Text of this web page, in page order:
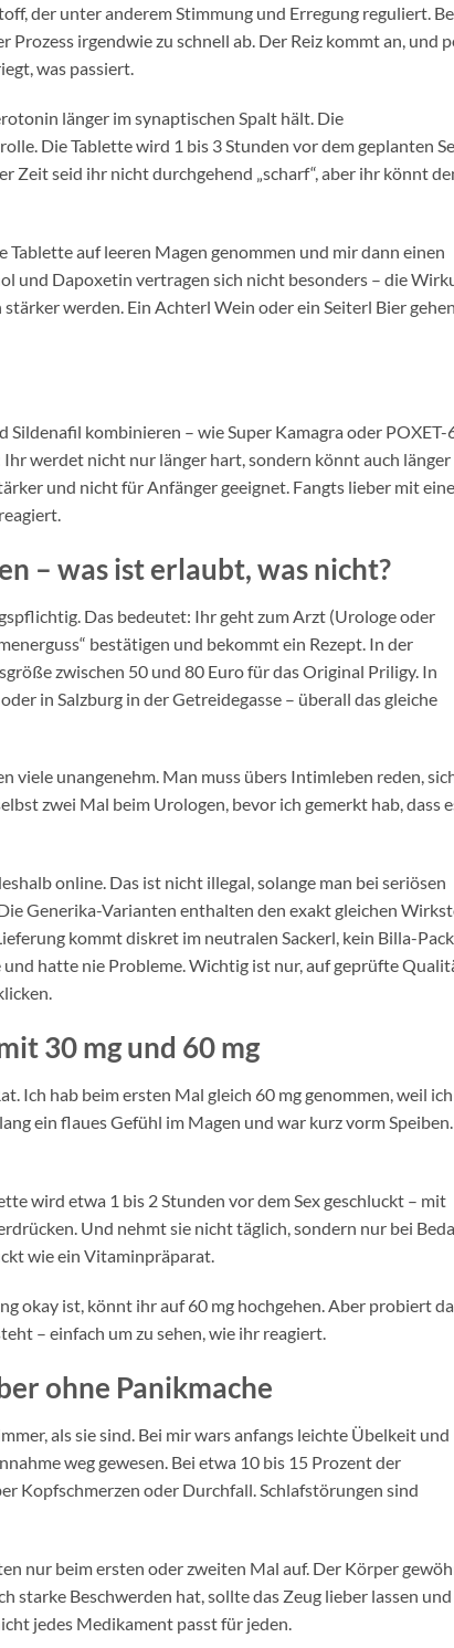
der unter anderem Stimmung und Erregung reguliert.
irgendwie zu schnell ab. Der Reiz kommt an, und
was passiert.
länger im synaptischen Spalt hält. Die
Die Tablette wird 1 bis 3 Stunden vor dem geplanten
Zeit seid ihr nicht durchgehend „scharf“, aber ihr könnt
Tablette auf leeren Magen genommen und mir dann einen
und Dapoxetin vertragen sich nicht besonders – die
werden. Ein Achterl Wein oder ein Seiterl Bier gehen
kombinieren – wie Super Kamagra oder POXET-
werdet nicht nur länger hart, sondern könnt auch länger
und nicht für Anfänger geeignet. Fangts lieber mit
– was ist erlaubt, was nicht?
Das bedeutet: Ihr geht zum Arzt (Urologe oder
bestätigen und bekommt ein Rezept. In der
zwischen 50 und 80 Euro für das Original Priligy. In
in Salzburg in der Getreidegasse – überall das gleiche
viele unangenehm. Man muss übers Intimleben reden,
zwei Mal beim Urologen, bevor ich gemerkt hab, dass
online. Das ist nicht illegal, solange man bei seriösen
Generika-Varianten enthalten den exakt gleichen
kommt diskret im neutralen Sackerl, kein Billa-
hatte nie Probleme. Wichtig ist nur, auf geprüfte
30 mg und 60 mg
Ich hab beim ersten Mal gleich 60 mg genommen, weil ich
ein flaues Gefühl im Magen und war kurz vorm Speiben.
wird etwa 1 bis 2 Stunden vor dem Sex geschluckt – mit
Und nehmt sie nicht täglich, sondern nur bei
wie ein Vitaminpräparat.
okay ist, könnt ihr auf 60 mg hochgehen. Aber probiert
– einfach um zu sehen, wie ihr reagiert.
ohne Panikmache
als sie sind. Bei mir wars anfangs leichte Übelkeit und
weg gewesen. Bei etwa 10 bis 15 Prozent der
Kopfschmerzen oder Durchfall. Schlafstörungen sind
nur beim ersten oder zweiten Mal auf. Der Körper
starke Beschwerden hat, sollte das Zeug lieber lassen und
jedes Medikament passt für jeden.